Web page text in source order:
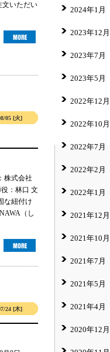
文いただい
05 [火]
株式会社
：林口 文
な紐付け
（し
24 [木]
2024年1月
2023年12月
2023年7月
2023年5月
2022年12月
2022年10月
2022年7月
2022年2月
2022年1月
2021年12月
2021年10月
2021年7月
2021年5月
2021年4月
2020年12月